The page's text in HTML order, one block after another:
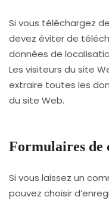
Si vous téléchargez
devez éviter de
données de
Les visiteurs du site
extraire toutes les
du site Web.
Formulaires de
Si vous laissez un
pouvez choisir